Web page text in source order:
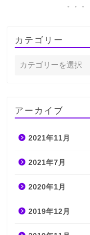
カテゴリー
アーカイブ
2021年11月
2021年7月
2020年1月
2019年12月